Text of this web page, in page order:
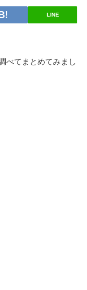
LINE
べてまとめてみまし